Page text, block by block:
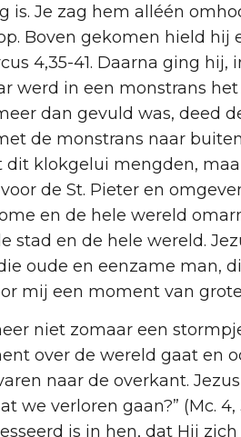
is. Je zag hem alléén
Boven gekomen hield hij
4,35-41. Daarna ging hij,
werd in een monstrans
dan gevuld was, deed
de monstrans naar
klokgelui mengden,
de St. Pieter en
en de hele wereld
stad en de hele wereld.
oude en eenzame man,
mij een moment van
niet zomaar een
over de wereld gaat en
naar de overkant.
we verloren gaan?” (Mc.
is in hen, dat Hij